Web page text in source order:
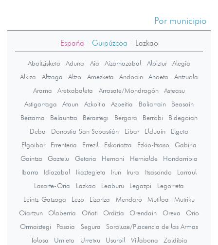
Por municipio
España - Guipúzcoa - Lazkao
Abaltzisketa Aduna Aia Aizarnazabal Albiztur
Alegia
Alkiza
Altzaga Altzo Amezketa Andoain Anoeta
Antzuola
Arama
Aretxabaleta Arrasate/Mondragón
Asteasu
Astigarraga
Ataun Azkoitia Azpeitia Baliarrain
Beasain
Beizama
Belauntza Berastegi Bergara Berrobi
Bidegoian
Deba
Donostia-San Sebastián Eibar Elduain
Elgeta
Elgoibar
Errenteria Errezil Eskoriatza Ezkio-Itsaso
Gabiria
Gaintza
Gaztelu Getaria Hernani Hernialde
Hondarribia
Ibarra
Idiazabal Ikaztegieta Irun Irura Itsasondo
Larraul
Lasarte-Oria
Lazkao Leaburu Legazpi
Legorreta
Leintz-Gatzaga
Lezo Lizartza Mendaro Mutiloa
Mutriku
Oiartzun
Olaberria Oñati Ordizia Orendain Orexa
Orio
Ormaiztegi
Pasaia Segura
Soraluze/Placencia de las Armas
Tolosa
Urnieta Urretxu Usurbil Villabona
Zaldibia